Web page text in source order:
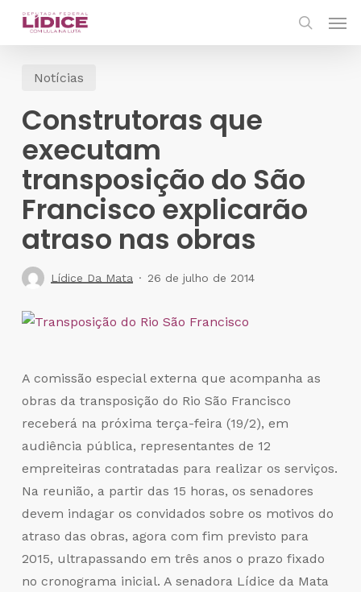
Skip
contentNotícias
Construtoras que
executam
transposição do São
Francisco explicarão
atraso nas obras
Lídice Da Mata 26 de julho de 2014
A comissão especial externa que acompanha as
obras da transposição do Rio São Francisco
receberá na próxima terça-feira (19/2), em
audiência pública, representantes de 12
empreiteiras contratadas para realizar os serviços.
Na reunião, a partir das 15 horas, os senadores
devem indagar os convidados sobre os motivos do
atraso das obras, agora com fim previsto para
2015, ultrapassando em três anos o prazo fixado
no cronograma inicial. A senadora Lídice da Mata